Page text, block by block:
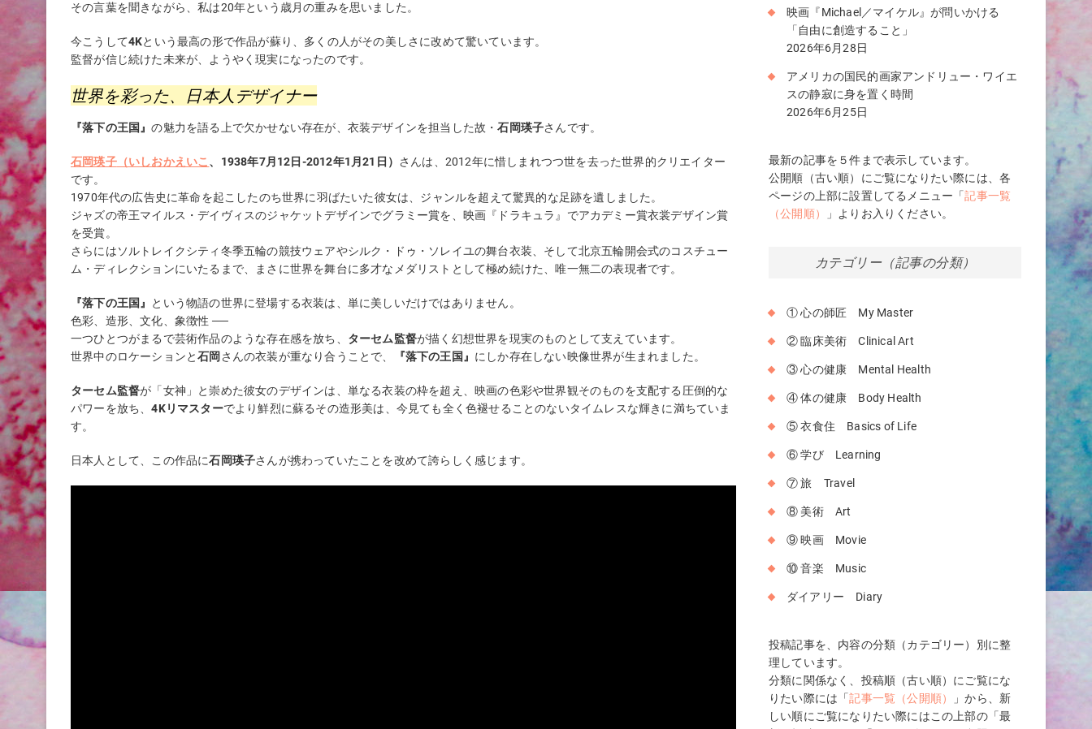
その言葉を聞きながら、私は20年という歳月の重みを思いました。
今こうして4Kという最高の形で作品が蘇り、多くの人がその美しさに改めて驚いています。
監督が信じ続けた未来が、ようやく現実になったのです。
世界を彩った、日本人デザイナー
『落下の王国』の魅力を語る上で欠かせない存在が、衣装デザインを担当した故・石岡瑛子さんです。
石岡瑛子（いしおかえいこ、1938年7月12日-2012年1月21日）
さんは、2012年に惜しまれつつ世を去った世界的クリエイター
です。
1970年代の広告史に革命を起こしたのち世界に羽ばたいた彼女は、ジャンルを超えて驚異的な足跡を遺しました。
ジャズの帝王マイルス・デイヴィスのジャケットデザインでグラミー賞を、映画『ドラキュラ』でアカデミー賞衣裳デザイン賞
を受賞。
さらにはソルトレイクシティ冬季五輪の競技ウェアやシルク・ドゥ・ソレイユの舞台衣装、そして北京五輪開会式のコスチュー
ム・ディレクションにいたるまで、まさに世界を舞台に多才なメダリストとして極め続けた、唯一無二の表現者です。
『落下の王国』 という物語の世界に登場する衣装は、単に美しいだけではありません。
色彩、造形、文化、象徴性 ──
一つひとつがまるで芸術作品のような存在感を放ち、 ターセム監督が描く幻想世界を現実のものとして支えています。
世界中のロケーションと石岡 さんの衣装が重なり合うことで、 『落下の王国』 にしか存在しない映像世界が生まれました。
ターセム監督が「女神」と崇めた彼女のデザインは、単なる衣装の枠を超え、映画の色彩や世界観そのものを支配する圧倒的な
パワーを放ち、4Kリマスターでより鮮烈に蘇るその造形美は、今見ても全く色褪せることのないタイムレスな輝きに満ちていま
す。
日本人として、この作品に石岡瑛子さんが携わっていたことを改めて誇らしく感じます。
映画『Michael／マイケル』が問いかける
「自由に創造すること」
2026年6月28日
アメリカの国民的画家アンドリュー・ワイエ
スの静寂に身を置く時間
2026年6月25日
最新の記事を５件まで表示しています。
公開順（古い順）にご覧になりたい際には、各
ページの上部に設置してるメニュー「記事一覧
（公開順）
」よりお入りください。
カテゴリー（記事の分類）
① 心の師匠 My Master
② 臨床美術 Clinical Art
③ 心の健康 Mental Health
④ 体の健康 Body Health
⑤ 衣食住 Basics of Life
⑥ 学び Learning
⑦ 旅 Travel
⑧ 美術 Art
⑨ 映画 Movie
⑩ 音楽 Music
ダイアリー Diary
投稿記事を、内容の分類（カテゴリー）別に整
理しています。
分類に関係なく、投稿順（古い順）にご覧にな
りたい際には「記事一覧（公開順）
」から、新
しい順にご覧になりたい際にはこの上部の「最